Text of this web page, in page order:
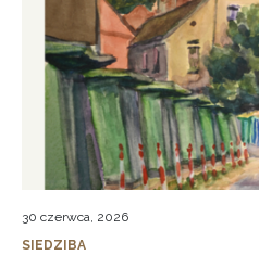
30 czerwca, 2026
SIEDZIBA